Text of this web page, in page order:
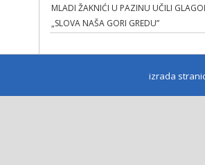
MLADI ŽAKNIĆI U PAZINU UČILI
„SLOVA NAŠA GORI GREDU”
izrada